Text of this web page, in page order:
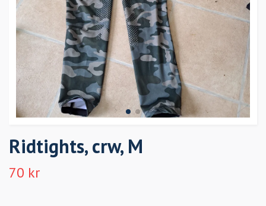
Ridtights, crw, M
70 kr